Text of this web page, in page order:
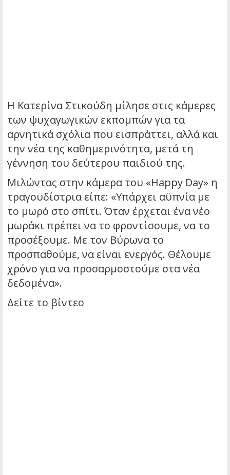
Η Κατερίνα Στικούδη μίλησε στις κάμερες
των ψυχαγωγικών εκπομπών για τα
αρνητικά σχόλια που εισπράττει, αλλά και
την νέα της καθημερινότητα, μετά τη
γέννηση του δεύτερου παιδιού της.
Μιλώντας στην κάμερα του «Happy Day» η
τραγουδίστρια είπε: «Υπάρχει αϋπνία με
το μωρό στο σπίτι. Όταν έρχεται ένα νέο
μωράκι πρέπει να το φροντίσουμε, να το
προσέξουμε. Με τον Βύρωνα το
προσπαθούμε, να είναι ενεργός. Θέλουμε
χρόνο για να προσαρμοστούμε στα νέα
δεδομένα».
Δείτε το βίντεο